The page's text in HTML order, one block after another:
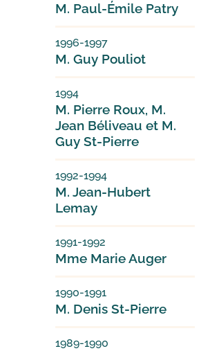
M. Paul-Émile Patry
1996-1997
M. Guy Pouliot
1994
M. Pierre Roux, M.
Jean Béliveau et M.
Guy St-Pierre
1992-1994
M. Jean-Hubert
Lemay
1991-1992
Mme Marie Auger
1990-1991
M. Denis St-Pierre
1989-1990